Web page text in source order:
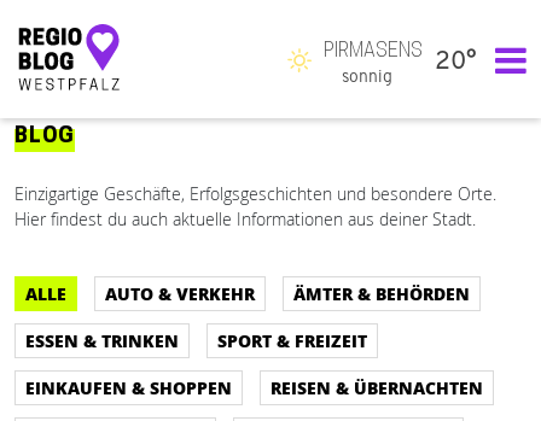
Hauptnavigation
PIRMASENS
sonnig
20°
BLOG
Einzigartige Geschäfte, Erfolgsgeschichten und besondere Orte.
Hier findest du auch aktuelle Informationen aus deiner Stadt.
ALLE AUTO & VERKEHR
ÄMTER & BEHÖRDEN
ESSEN & TRINKEN
SPORT & FREIZEIT
EINKAUFEN & SHOPPEN
REISEN & ÜBERNACHTEN